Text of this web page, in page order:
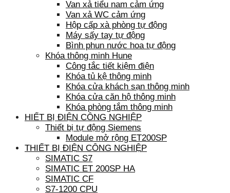
Van xả tiểu nam cảm ứng
Van xả WC cảm ứng
Hộp cấp xà phòng tự động
Máy sấy tay tự động
Bình phun nước hoa tự động
Khóa thông minh Hune
Công tắc tiết kiệm điện
Khóa tủ kệ thông minh
Khóa cửa khách sạn thông minh
Khóa cửa căn hộ thông minh
Khóa phòng tắm thông minh
HIẾT BỊ ĐIỆN CÔNG NGHIỆP
Thiết bị tự động Siemens
Module mở rộng ET200SP
THIẾT BỊ ĐIỆN CÔNG NGHIỆP
SIMATIC S7
SIMATIC ET 200SP HA
SIMATIC CF
S7-1200 CPU